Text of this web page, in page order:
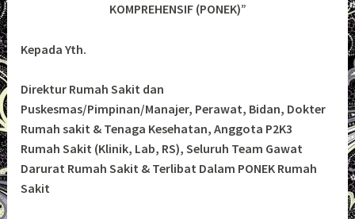
KOMPREHENSIF (PONEK)”
Kepada Yth.
Direktur Rumah Sakit dan
Puskesmas/Pimpinan/Manajer, Perawat, Bidan, Dokter
Rumah sakit & Tenaga Kesehatan, Anggota P2K3
Rumah Sakit (Klinik, Lab, RS), Seluruh Team Gawat
Darurat Rumah Sakit & Terlibat Dalam PONEK Rumah
Sakit